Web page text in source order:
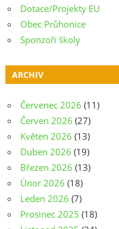
Dotace/Projekty EU
Obec Průhonice
Sponzoři školy
ARCHIV
Červenec 2026 (11)
Červen 2026 (27)
Květen 2026 (13)
Duben 2026 (19)
Březen 2026 (13)
Únor 2026 (18)
Leden 2026 (7)
Prosinec 2025 (18)